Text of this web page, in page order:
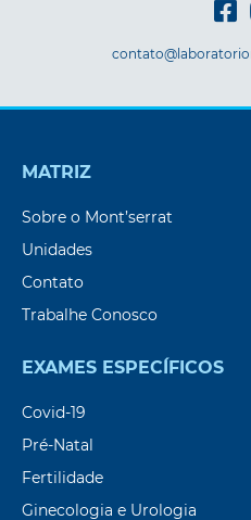
MATRIZ
Sobre o Mont’serrat
Unidades
Contato
Trabalhe Conosco
EXAMES ESPECÍFICOS
Covid-19
Pré-Natal
Fertilidade
Ginecologia e Urologia